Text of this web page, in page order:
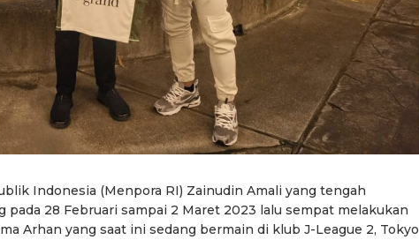
Indonesia (Menpora RI) Zainudin Amali yang tengah
28 Februari sampai 2 Maret 2023 lalu sempat melakukan
Arhan yang saat ini sedang bermain di klub J-League 2, Tokyo